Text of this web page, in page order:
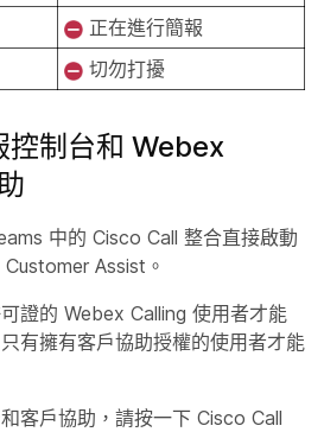
正在進行簡報
切勿打擾
控制台和 Webex
中的 Cisco Call 整合直接啟動
Assist。
證的 Webex Calling 使用者才能
有擁有客戶協助授權的使用者才能
客戶協助，請按一下 Cisco Call